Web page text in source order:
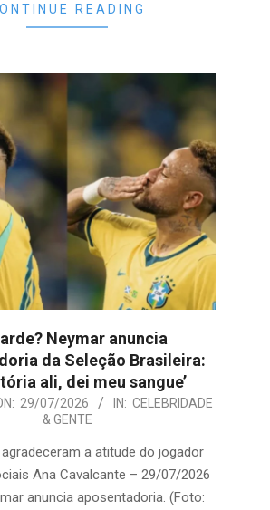
READING
Neymar anuncia
da Seleção Brasileira:
ali, dei meu sangue’
29/07/2026 IN: CELEBRIDADE
& GENTE
a atitude do jogador
Ana Cavalcante – 29/07/2026
anuncia aposentadoria. (Foto: